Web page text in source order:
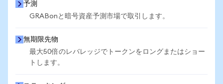
予測
GRABonと暗号資産予測市場で取引します。
無期限先物
最大50倍のレバレッジでトークンをロングまたはショー
トします。